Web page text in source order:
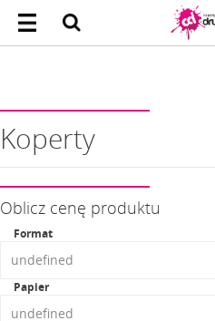
Koperty
Oblicz cenę produktu
Format
Papier